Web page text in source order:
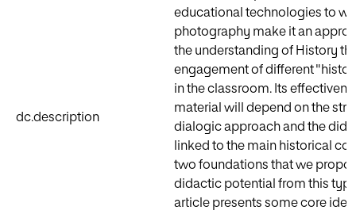
dc.description
educational technologies to
photography make it an
the understanding of History
engagement of different
in the classroom. Its
material will depend on the
dialogic approach and the
linked to the main historical
two foundations that we
didactic potential from this
article presents some core